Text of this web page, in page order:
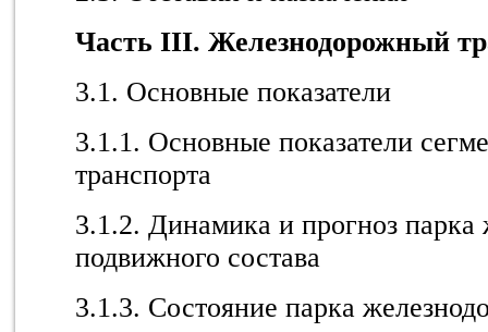
Часть III. Железнодорожный
3.1. Основные показатели
3.1.1. Основные показатели
транспорта
3.1.2. Динамика и прогноз парка
подвижного состава
3.1.3. Состояние парка